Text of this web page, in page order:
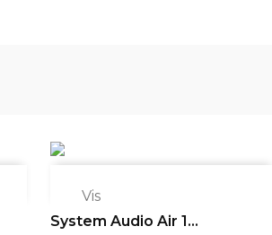
Vis
System Audio Air 1...